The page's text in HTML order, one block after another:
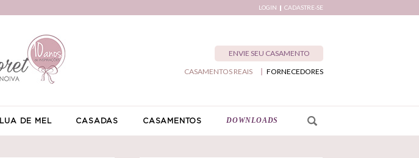
LOGIN CADASTRE-SE
ENVIE SEU CASAMENTO
FORNECEDORES
CASAMENTOS REAIS
LUA DE MEL CASADAS CASAMENTOS DOWNLOADS